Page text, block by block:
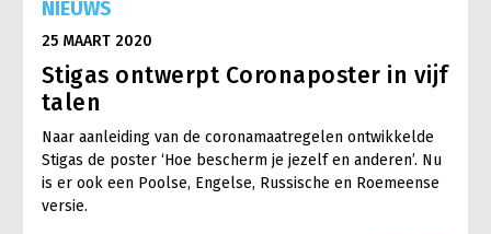
NIEUWS
25 MAART 2020
Stigas ontwerpt Coronaposter in vijf
talen
Naar aanleiding van de coronamaatregelen ontwikkelde
Stigas de poster ‘Hoe bescherm je jezelf en anderen’. Nu
is er ook een Poolse, Engelse, Russische en Roemeense
versie.